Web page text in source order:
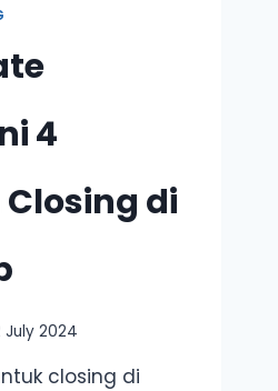
4
di
July 2024
closing di